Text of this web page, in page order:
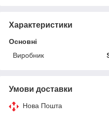
Характеристики
Основні
Виробник
Умови доставки
Нова Пошта